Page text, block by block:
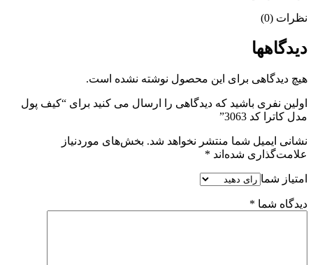
نظرات (0)
دیدگاهها
هیچ دیدگاهی برای این محصول نوشته نشده است.
اولین نفری باشید که دیدگاهی را ارسال می کنید برای “کیف پول
مدل کاترا کد 3063”
نشانی ایمیل شما منتشر نخواهد شد. بخش‌های موردنیاز
علامت‌گذاری شده‌اند *
امتیاز شما
دیدگاه شما *